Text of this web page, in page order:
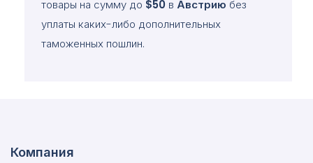
товары на сумму до $50 в Австрию без
уплаты каких-либо дополнительных
таможенных пошлин.
Компания